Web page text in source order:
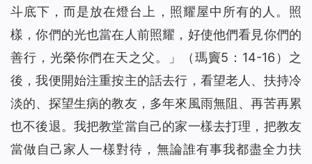
斗底下，而是放在燈台上，照耀屋中所有的人。照
樣，你們的光也當在人前照耀，好使他們看見你們的
善行，光榮你們在天之父。
」（瑪竇5：14-16）之
後，我便開始注重按主的話去行，看望老人、扶持冷
淡的、探望生病的教友，多年來風雨無阻、再苦再累
也不後退。我把教堂當自己的家一樣去打理，把教友
當做自己家人一樣對待，無論誰有事我都盡全力扶